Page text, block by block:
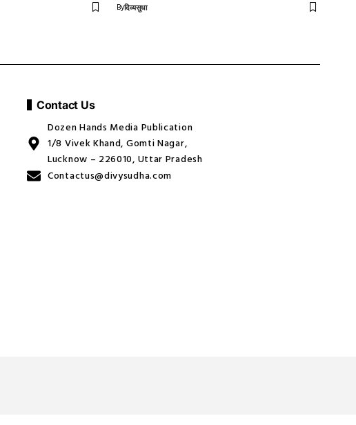
Byदिव्यसुधा
Contact Us
Dozen Hands Media Publication
1/8 Vivek Khand, Gomti Nagar,
Lucknow – 226010, Uttar Pradesh
Contactus@divysudha.com